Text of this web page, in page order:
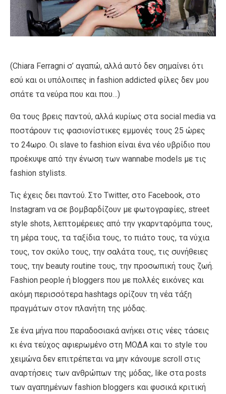
(Chiara Ferragni σ’ αγαπώ, αλλά αυτό δεν σημαίνει ότι
εσύ και οι υπόλοιπες in fashion addicted φίλες δεν μου
σπάτε τα νεύρα που και που…)
Θα τους βρεις παντού, αλλά κυρίως στα social media να
ποστάρουν τις φασιονίστικες εμμονές τους 25 ώρες
το 24ωρο. Οι slave tο fashion είναι ένα νέο υβρίδιο που
προέκυψε από την ένωση των wannabe models με τις
fashion stylists.
Τις έχεις δει παντού. Στο Twitter, στο Facebook, στο
Instagram να σε βομβαρδίζουν με φωτογραφίες, street
style shots, λεπτομέρειες από την γκαρνταρόμπα τους,
τη μέρα τους, τα ταξίδια τους, το πιάτο τους, τα νύχια
τους, τον σκύλο τους, την σαλάτα τους, τις συνήθειες
τους, την beauty routine τους, την προσωπική τους ζωή.
Fashion people ή bloggers που με πολλές εικόνες και
ακόμη περισσότερα hashtags ορίζουν τη νέα τάξη
πραγμάτων στον πλανήτη της μόδας.
Σε ένα μήνα που παραδοσιακά ανήκει στις νέες τάσεις
κι ένα τεύχος αφιερωμένο στη ΜΟΔΑ και το style του
χειμώνα δεν επιτρέπεται να μην κάνουμε scroll στις
αναρτήσεις των ανθρώπων της μόδας, like στα posts
των αγαπημένων fashion bloggers και φυσικά κριτική